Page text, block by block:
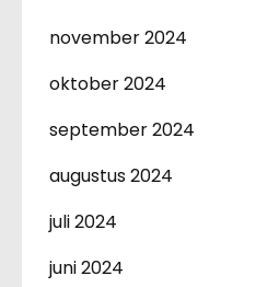
november 2024
oktober 2024
september 2024
augustus 2024
juli 2024
juni 2024